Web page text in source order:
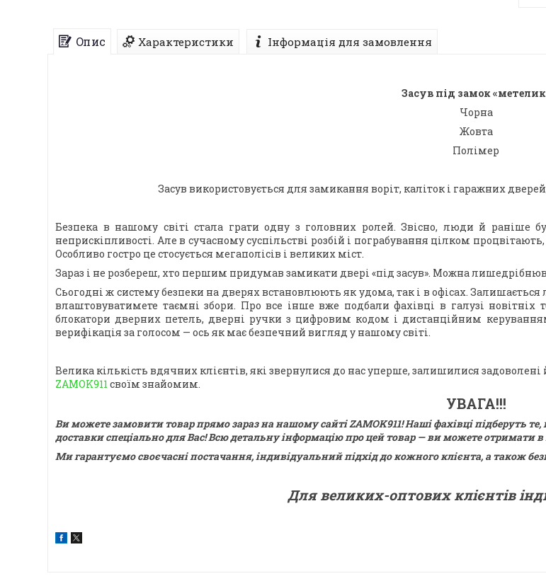
Опис Характеристики Інформація для замовлення
Засув під замок
Чорна
Жовта
Полімер
Засув використовується для замикання воріт, каліток і гаражних
Безпека в нашому світі стала грати одну з головних ролей. Звісно, люди й раніше
неприскіпливості. Але в сучасному суспільстві розбій і пограбування цілком
Особливо гостро це стосується мегаполісів і великих міст.
Зараз і не розбереш, хто першим придумав замикати двері «під засув». Можна
Сьогодні ж систему безпеки на дверях встановлюють як удома, так і в офісах.
влаштовуватимете таємні збори. Про все інше вже подбали фахівці в галузі
блокатори дверних петель, дверні ручки з цифровим кодом і дистанційним
верифікація за голосом — ось як має безпечний вигляд у нашому світі.
Велика кількість вдячних клієнтів, які звернулися до нас уперше, залишилися
ZAMOK911 своїм знайомим.
УВАГА!!!
Ви можете замовити товар прямо зараз на нашому сайті ZAMOK911! Наші фахівці підберуть
доставки спеціально для Вас! Всю детальну інформацію про цей товар — ви можете отримати
Ми гарантуємо своєчасні постачання, індивідуальний підхід до кожного клієнта, а також
Для великих-оптових клієнтів